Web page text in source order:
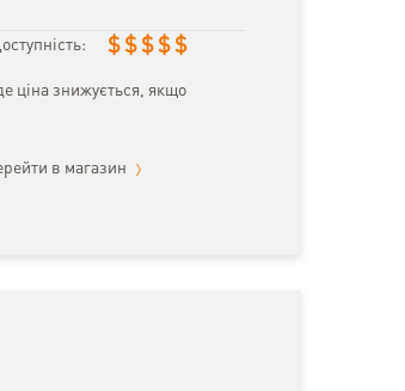
$ $ $ $ $
ціна знижується, якщо
в магазин